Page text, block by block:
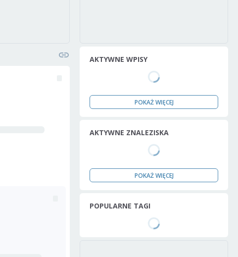
AKTYWNE WPISY
POKAŻ WIĘCEJ
AKTYWNE ZNALEZISKA
POKAŻ WIĘCEJ
POPULARNE TAGI